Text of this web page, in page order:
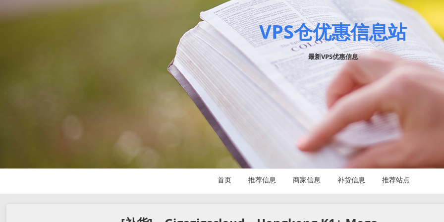
VPS仓优惠信息站
最新VPS优惠信息
首页 推荐信息 商家信息 补货信息 推荐站点